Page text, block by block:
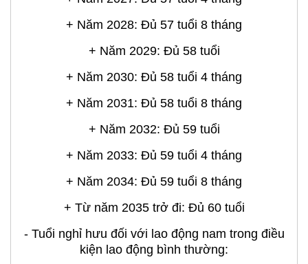
+ Năm 2032: Đủ 59 tuổi
+ Năm 2033: Đủ 59 tuổi 4 tháng
+ Năm 2034: Đủ 59 tuổi 8 tháng
+ Từ năm 2035 trở đi: Đủ 60 tuổi
- Tuổi nghỉ hưu đối với lao động nam trong điều
kiện lao động bình thường:
+ Năm 2021: Đủ 60 tuổi 3 tháng
+ Năm 2022: Đủ 60 tuổi 6 tháng
+ Năm 2023: Đủ 60 tuổi 9 tháng
+ Năm 2024: Đủ 61 tuổi